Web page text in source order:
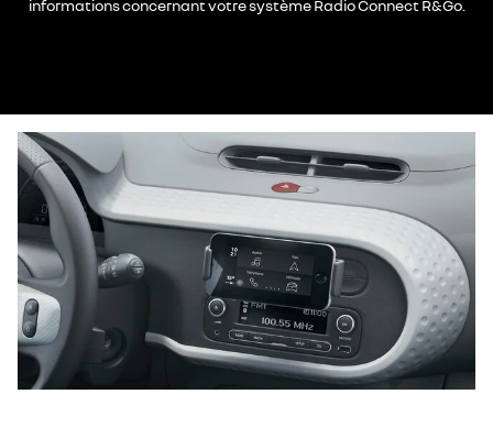
informations concernant votre système Radio Connect R&Go.